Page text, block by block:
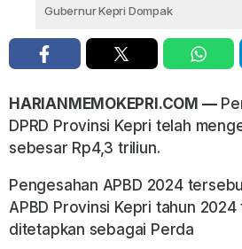
Gubernur Kepri Dompak
HARIANMEMOKEPRI.COM —
DPRD Provinsi Kepri telah
sebesar Rp4,3 triliun.
Pengesahan APBD 2024
APBD Provinsi Kepri tahun
ditetapkan sebagai Perda